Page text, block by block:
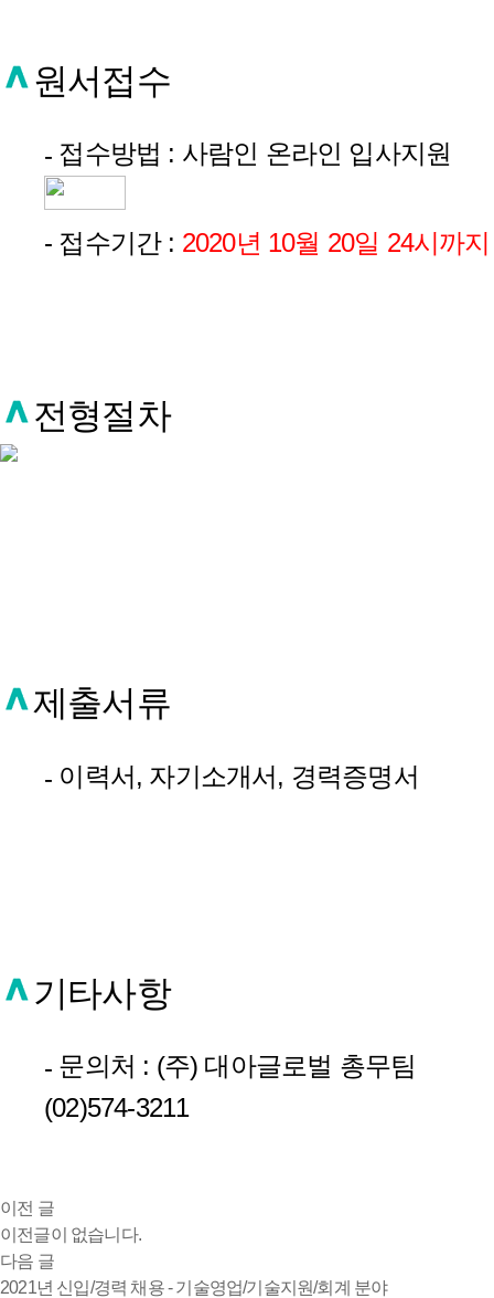
원서접수
- 접수방법 : 사람인 온라인 입사지원
- 접수기간 : 2020년 10월 20일 24시까지
전형절차
제출서류
- 이력서, 자기소개서, 경력증명서
기타사항
- 문의처 : (주) 대아글로벌 총무팀
(02)574-3211
이전 글
이전글이 없습니다.
다음 글
2021년 신입/경력 채용 - 기술영업/기술지원/회계 분야